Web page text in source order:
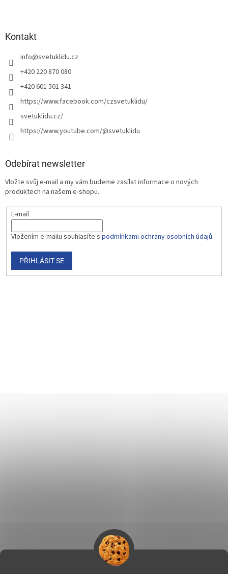
Kontakt
info@svetuklidu.cz
+420 220 870 080
+420 601 501 341
https://www.facebook.com/czsvetuklidu/
svetuklidu.cz/
https://www.youtube.com/@svetuklidu
Odebírat newsletter
Vložte svůj e-mail a my vám budeme zasílat informace o nových
produktech na našem e-shopu.
E-mail
Vložením e-mailu souhlasíte s podmínkami ochrany osobních údajů
PŘIHLÁSIT SE